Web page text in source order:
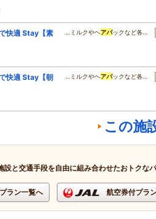
快適 Stay【素
…ミルクやヘアパックなど各…
快適 Stay【朝
…ミルクやヘアパックなど各…
この施
設と交通手段を自由に組み合わせたおトクな
ラン一覧へ 航空券付プラ